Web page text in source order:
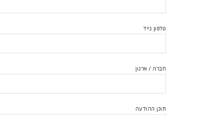
טלפון נייד
חברה / ארגון
תוכן ההודעה